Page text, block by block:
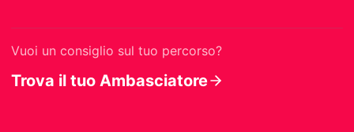
Vuoi un consiglio sul tuo percorso?
Trova il tuo Ambasciatore